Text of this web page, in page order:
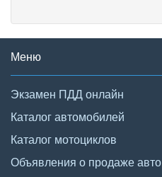
Меню
Экзамен ПДД онлайн
Каталог автомобилей
Каталог мотоциклов
Объявления о продаже авто